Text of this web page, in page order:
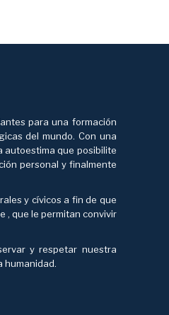
para una formación
del mundo. Con una
autoestima que posibilite
personal y finalmente
y cívicos a fin de que
, que le permitan convivir
y respetar nuestra
humanidad.